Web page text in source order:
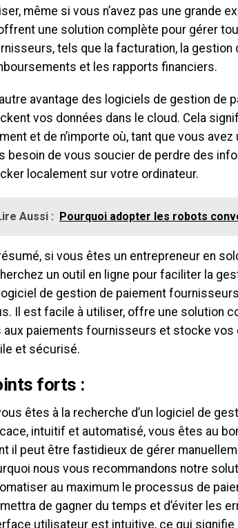
même si vous n’avez pas une grande
une solution complète pour gérer
tels que la facturation, la
et les rapports financiers.
avantage des logiciels de gestion de
vos données dans le cloud. Cela
et de n’importe où, tant que vous avez
besoin de vous soucier de perdre des
localement sur votre ordinateur.
Aussi : Pourquoi adopter les robots
si vous êtes un entrepreneur en
un outil en ligne pour faciliter la
de gestion de paiement
Il est facile à utiliser, offre une solution
aux paiements fournisseurs et stocke
et sécurisé.
forts :
êtes à la recherche d’un logiciel de
intuitif et automatisé, vous êtes au
il peut être fastidieux de gérer
nous vous recommandons notre
au maximum le processus de
de gagner du temps et d’éviter les
utilisateur est intuitive, ce qui signifie